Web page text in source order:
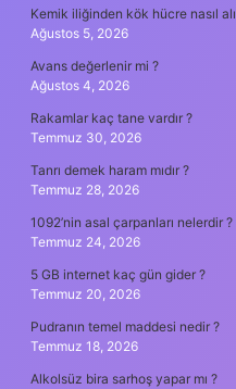
Kemik iliğinden kök hücre nasıl
Ağustos 5, 2026
Avans değerlenir mi ?
Ağustos 4, 2026
Rakamlar kaç tane vardır ?
Temmuz 30, 2026
Tanrı demek haram mıdır ?
Temmuz 28, 2026
1092’nin asal çarpanları nelerdir ?
Temmuz 24, 2026
5 GB internet kaç gün gider ?
Temmuz 20, 2026
Pudranın temel maddesi nedir ?
Temmuz 18, 2026
Alkolsüz bira sarhoş yapar mı ?